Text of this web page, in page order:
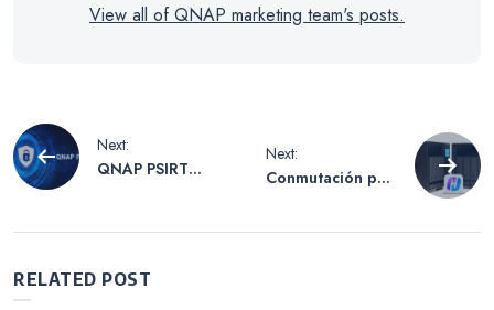
View all of QNAP marketing team's posts.
Navegación
de
entradas
Next:
QNAP PSIRT
datos de los
Next:
Conmutación por
RELATED POST